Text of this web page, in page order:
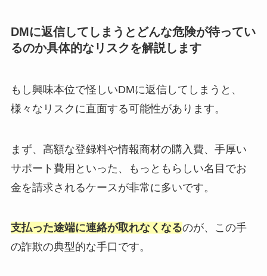
DMに返信してしまうとどんな危険が待ってい
るのか具体的なリスクを解説します
もし興味本位で怪しいDMに返信してしまうと、
様々なリスクに直面する可能性があります。
まず、高額な登録料や情報商材の購入費、手厚い
サポート費用といった、もっともらしい名目でお
金を請求されるケースが非常に多いです。
支払った途端に連絡が取れなくなるのが、この手
の詐欺の典型的な手口です。